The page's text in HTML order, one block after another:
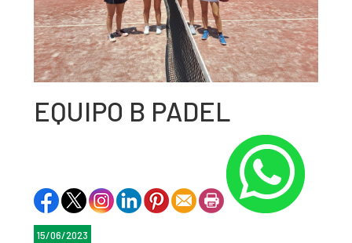
EQUIPO B PADEL
15/06/2023